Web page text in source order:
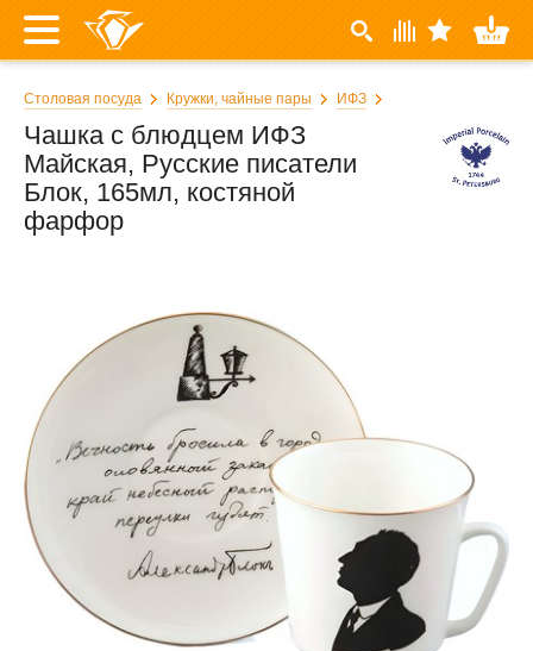
Столовая посуда Кружки, чайные пары ИФЗ
Чашка с блюдцем ИФЗ
Майская, Русские писатели
Блок, 165мл, костяной
фарфор